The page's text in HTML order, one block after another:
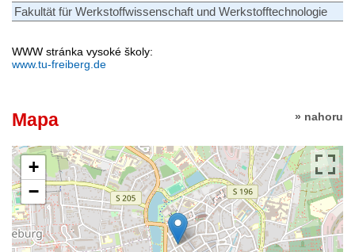
Fakultät für Werkstoffwissenschaft und Werkstofftechnologie
WWW stránka vysoké školy:
www.tu-freiberg.de
» nahoru
Mapa
+
−